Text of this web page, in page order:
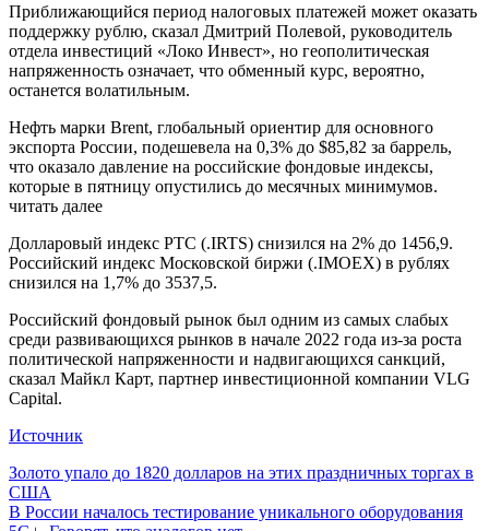
Приближающийся период налоговых платежей может оказать
поддержку рублю, сказал Дмитрий Полевой, руководитель
отдела инвестиций «Локо Инвест», но геополитическая
напряженность означает, что обменный курс, вероятно,
останется волатильным.
Нефть марки Brent, глобальный ориентир для основного
экспорта России, подешевела на 0,3% до $85,82 за баррель,
что оказало давление на российские фондовые индексы,
которые в пятницу опустились до месячных минимумов.
читать далее
Долларовый индекс РТС (.IRTS) снизился на 2% до 1456,9.
Российский индекс Московской биржи (.IMOEX) в рублях
снизился на 1,7% до 3537,5.
Российский фондовый рынок был одним из самых слабых
среди развивающихся рынков в начале 2022 года из-за роста
политической напряженности и надвигающихся санкций,
сказал Майкл Карт, партнер инвестиционной компании VLG
Capital.
Источник
Навигация
по
Золото упало до 1820 долларов на этих праздничных торгах в
США
В России началось тестирование уникального оборудования